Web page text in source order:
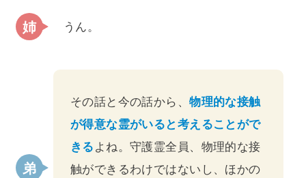
うん。
その話と今の話から、物理的な接触
が得意な霊がいると考えることがで
きるよね。守護霊全員、物理的な接
触ができるわけではないし、ほかの